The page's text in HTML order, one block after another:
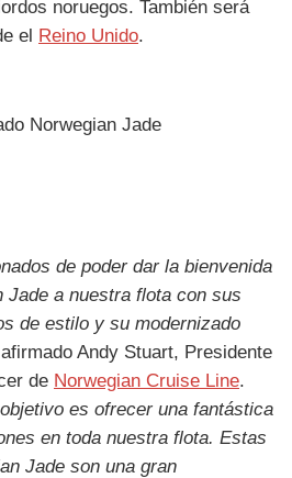
noruegos. También será
el Reino Unido.
de poder dar la bienvenida
Jade a nuestra flota con sus
de estilo y su modernizado
Andy Stuart, Presidente
de Norwegian Cruise Line.
es ofrecer una fantástica
en toda nuestra flota. Estas
Jade son una gran